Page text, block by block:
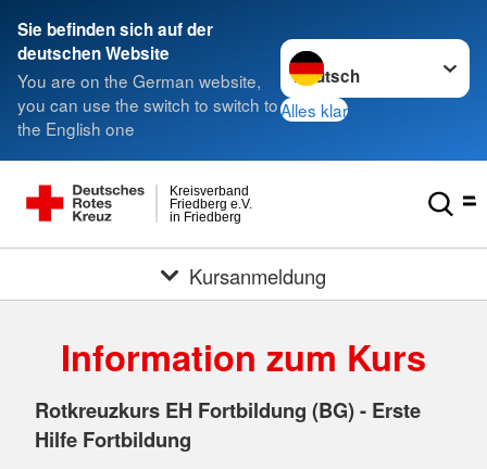
Sie befinden sich auf der
deutschen Website
You are on the German website,
you can use the switch to switch to
the English one
Sprache wechseln zu
Alles klar
in Friedberg
Friedberg e.V.
Kreisverband
Kursanmeldung
Information zum Kurs
Rotkreuzkurs EH Fortbildung (BG) - Erste
Hilfe Fortbildung